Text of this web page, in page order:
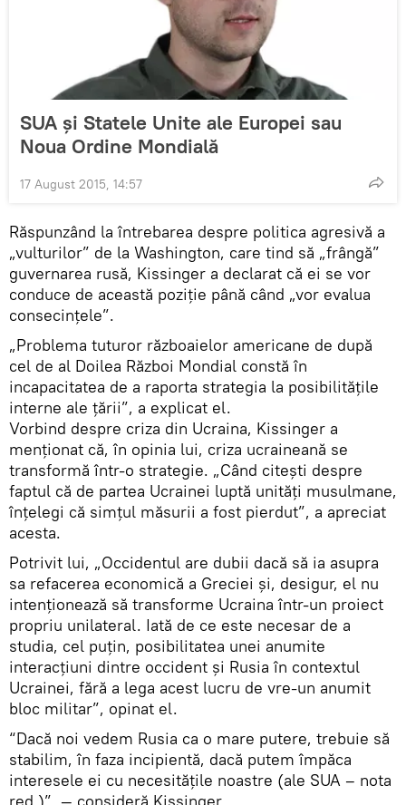
SUA şi Statele Unite ale Europei sau
Noua Ordine Mondială
17 August 2015, 14:57
Răspunzând la întrebarea despre politica agresivă a
„vulturilor” de la Washington, care tind să „frângă”
guvernarea rusă, Kissinger a declarat că ei se vor
conduce de această poziţie până când „vor evalua
consecinţele”.
„Problema tuturor războaielor americane de după
cel de al Doilea Război Mondial constă în
incapacitatea de a raporta strategia la posibilităţile
interne ale ţării”, a explicat el.
Vorbind despre criza din Ucraina, Kissinger a
menţionat că, în opinia lui, criza ucraineană se
transformă într-o strategie. „Când citeşti despre
faptul că de partea Ucrainei luptă unităţi musulmane,
înţelegi că simţul măsurii a fost pierdut”, a apreciat
acesta.
Potrivit lui, „Occidentul are dubii dacă să ia asupra
sa refacerea economică a Greciei şi, desigur, el nu
intenţionează să transforme Ucraina într-un proiect
propriu unilateral. Iată de ce este necesar de a
studia, cel puţin, posibilitatea unei anumite
interacţiuni dintre occident şi Rusia în contextul
Ucrainei, fără a lega acest lucru de vre-un anumit
bloc militar”, opinat el.
“Dacă noi vedem Rusia ca o mare putere, trebuie să
stabilim, în faza incipientă, dacă putem împăca
interesele ei cu necesităţile noastre (ale SUA – nota
red.)”, — consideră Kissinger.